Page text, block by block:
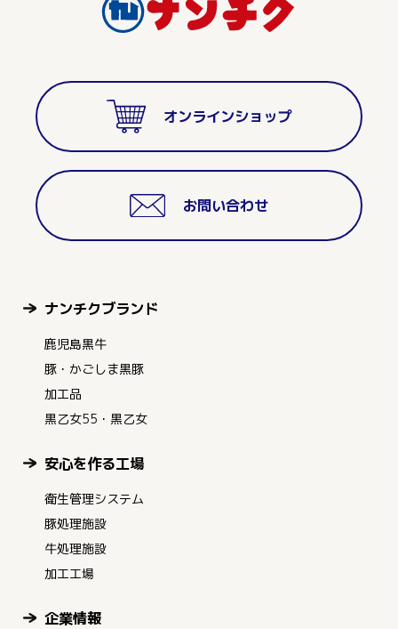
オンラインショップ
お問い合わせ
ナンチクブランド
鹿児島黒牛
豚・かごしま黒豚
加工品
黒乙女55・黒乙女
安心を作る工場
衛生管理システム
豚処理施設
牛処理施設
加工工場
企業情報